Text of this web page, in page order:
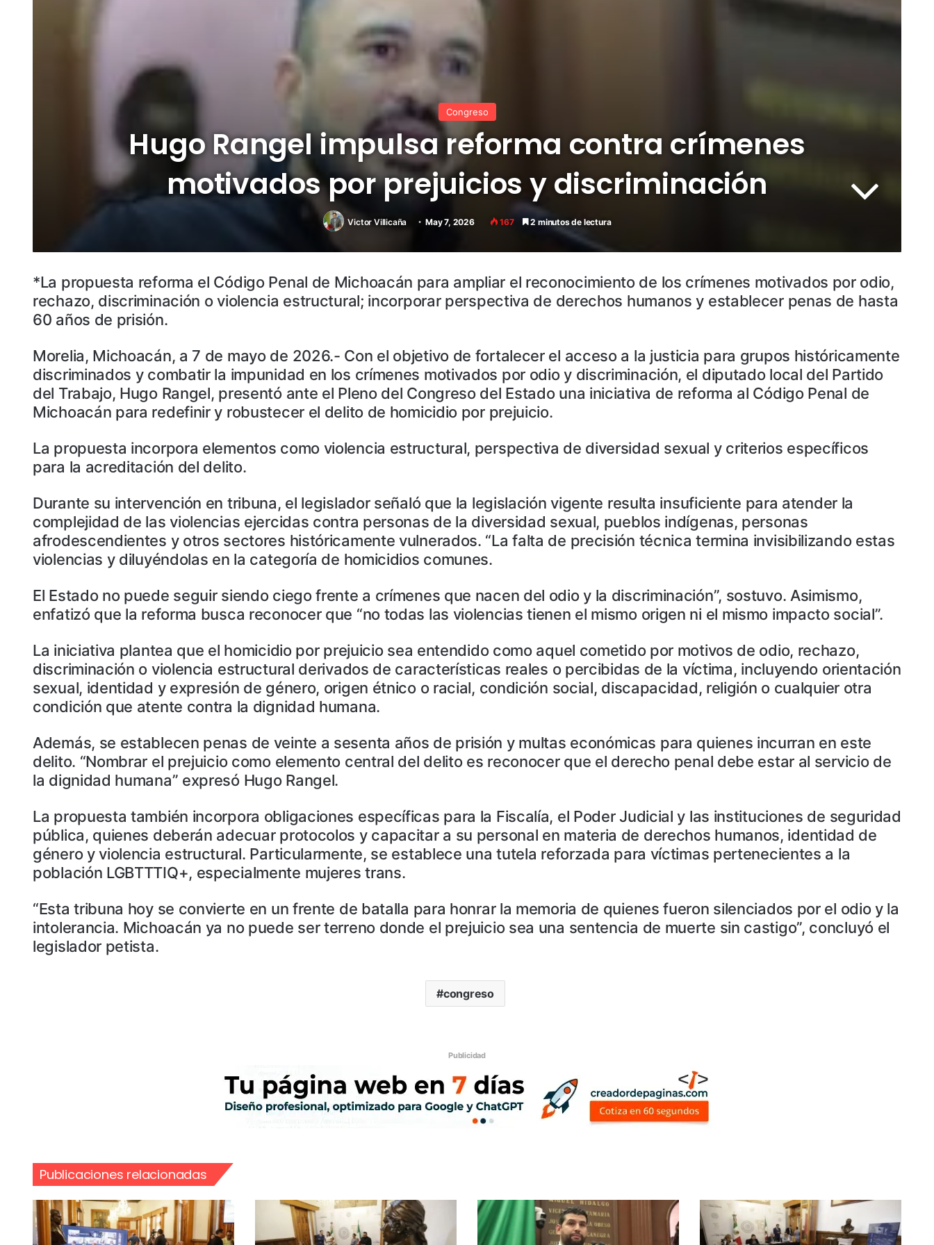
Congreso
Hugo Rangel impulsa reforma contra crímenes
motivados por prejuicios y discriminación
Victor Villicaña May 7, 2026 167 2 minutos de lectura
*La propuesta reforma el Código Penal de Michoacán para ampliar el reconocimiento de los crímenes motivados por odio,
rechazo, discriminación o violencia estructural; incorporar perspectiva de derechos humanos y establecer penas de hasta
60 años de prisión.
Morelia, Michoacán, a 7 de mayo de 2026.- Con el objetivo de fortalecer el acceso a la justicia para grupos históricamente
discriminados y combatir la impunidad en los crímenes motivados por odio y discriminación, el diputado local del Partido
del Trabajo, Hugo Rangel, presentó ante el Pleno del Congreso del Estado una iniciativa de reforma al Código Penal de
Michoacán para redefinir y robustecer el delito de homicidio por prejuicio.
La propuesta incorpora elementos como violencia estructural, perspectiva de diversidad sexual y criterios específicos
para la acreditación del delito.
Durante su intervención en tribuna, el legislador señaló que la legislación vigente resulta insuficiente para atender la
complejidad de las violencias ejercidas contra personas de la diversidad sexual, pueblos indígenas, personas
afrodescendientes y otros sectores históricamente vulnerados. “La falta de precisión técnica termina invisibilizando estas
violencias y diluyéndolas en la categoría de homicidios comunes.
El Estado no puede seguir siendo ciego frente a crímenes que nacen del odio y la discriminación”, sostuvo. Asimismo,
enfatizó que la reforma busca reconocer que “no todas las violencias tienen el mismo origen ni el mismo impacto social”.
La iniciativa plantea que el homicidio por prejuicio sea entendido como aquel cometido por motivos de odio, rechazo,
discriminación o violencia estructural derivados de características reales o percibidas de la víctima, incluyendo orientación
sexual, identidad y expresión de género, origen étnico o racial, condición social, discapacidad, religión o cualquier otra
condición que atente contra la dignidad humana.
Además, se establecen penas de veinte a sesenta años de prisión y multas económicas para quienes incurran en este
delito. “Nombrar el prejuicio como elemento central del delito es reconocer que el derecho penal debe estar al servicio de
la dignidad humana” expresó Hugo Rangel.
La propuesta también incorpora obligaciones específicas para la Fiscalía, el Poder Judicial y las instituciones de seguridad
pública, quienes deberán adecuar protocolos y capacitar a su personal en materia de derechos humanos, identidad de
género y violencia estructural. Particularmente, se establece una tutela reforzada para víctimas pertenecientes a la
población LGBTTTIQ+, especialmente mujeres trans.
“Esta tribuna hoy se convierte en un frente de batalla para honrar la memoria de quienes fueron silenciados por el odio y la
intolerancia. Michoacán ya no puede ser terreno donde el prejuicio sea una sentencia de muerte sin castigo”, concluyó el
legislador petista.
congreso
Publicidad
Publicaciones relacionadas